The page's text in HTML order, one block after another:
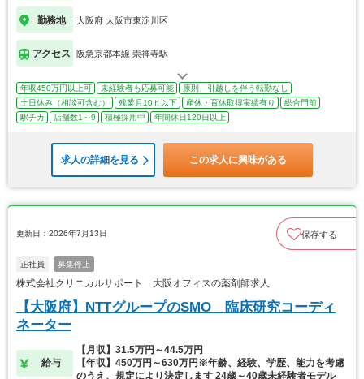
勤務地 大阪府 大阪市東淀川区
アクセス 阪急京都本線 崇禅寺駅
年収450万円以上可 未経験者も応募可能
原則、引越しを伴う転勤なし
土日休み（相談可含む）
残業月10ｈ以下 産休・育休取得実績有り
総合門前
駅チカ
店舗数1～9 積極採用中 年間休日120日以上
求人の詳細を見る この求人に興味がある
更新日：2026年7月13日 保存する
正社員 募集停止
株式会社クリニカルサポート 大阪オフィスの薬剤師求人
【大阪府】NTTグループのSMO 臨床研究コーディ
ネーター
給与
【月収】31.5万円～44.5万円
【年収】450万円～630万円※年齢、経験、学歴、能力を考慮
のうえ、規定により決定します 24歳～40歳未経験者モデル